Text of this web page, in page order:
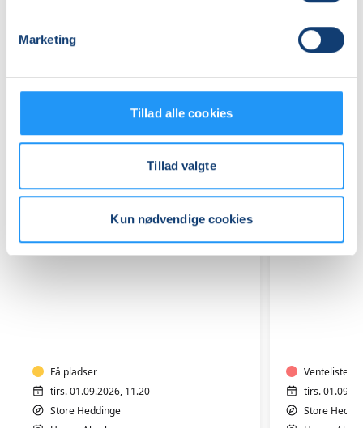
Marketing
Tillad alle cookies
Tillad valgte
Kun nødvendige cookies
Relaterede hold
11:50)
Få pladser
tirs. 01.09.2026, 11.20
Store Heddinge
K Venteliste
tirs.
Store